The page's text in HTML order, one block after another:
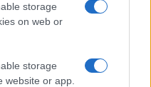
storage
on web or
storage
website or app.
με Γιώργο